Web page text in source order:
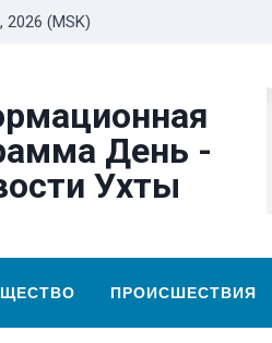
2026 (MSK)
День -
Ухты
ПРОИСШЕСТВИЯ